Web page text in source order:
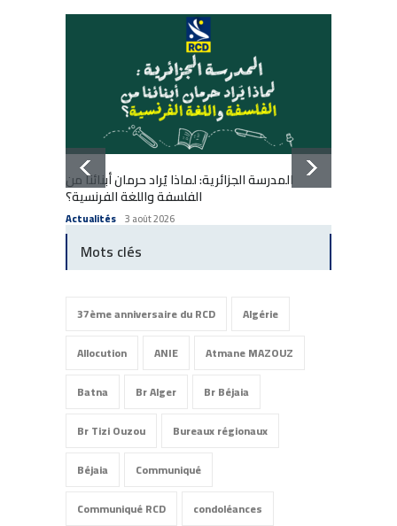
المدرسة الجزائرية: لماذا يُراد حرمان أبنائنا من
الفلسفة واللغة الفرنسية؟
Actualités 3 août 2026
Mots clés
37ème anniversaire du RCD
Algérie
Allocution
ANIE
Atmane MAZOUZ
Batna
Br Alger
Br Béjaia
Br Tizi Ouzou
Bureaux régionaux
Béjaia
Communiqué
Communiqué RCD
condoléances